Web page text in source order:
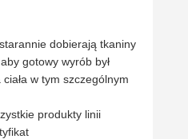
dobierają tkaniny
gotowy wyrób był
w tym szczególnym
produkty linii